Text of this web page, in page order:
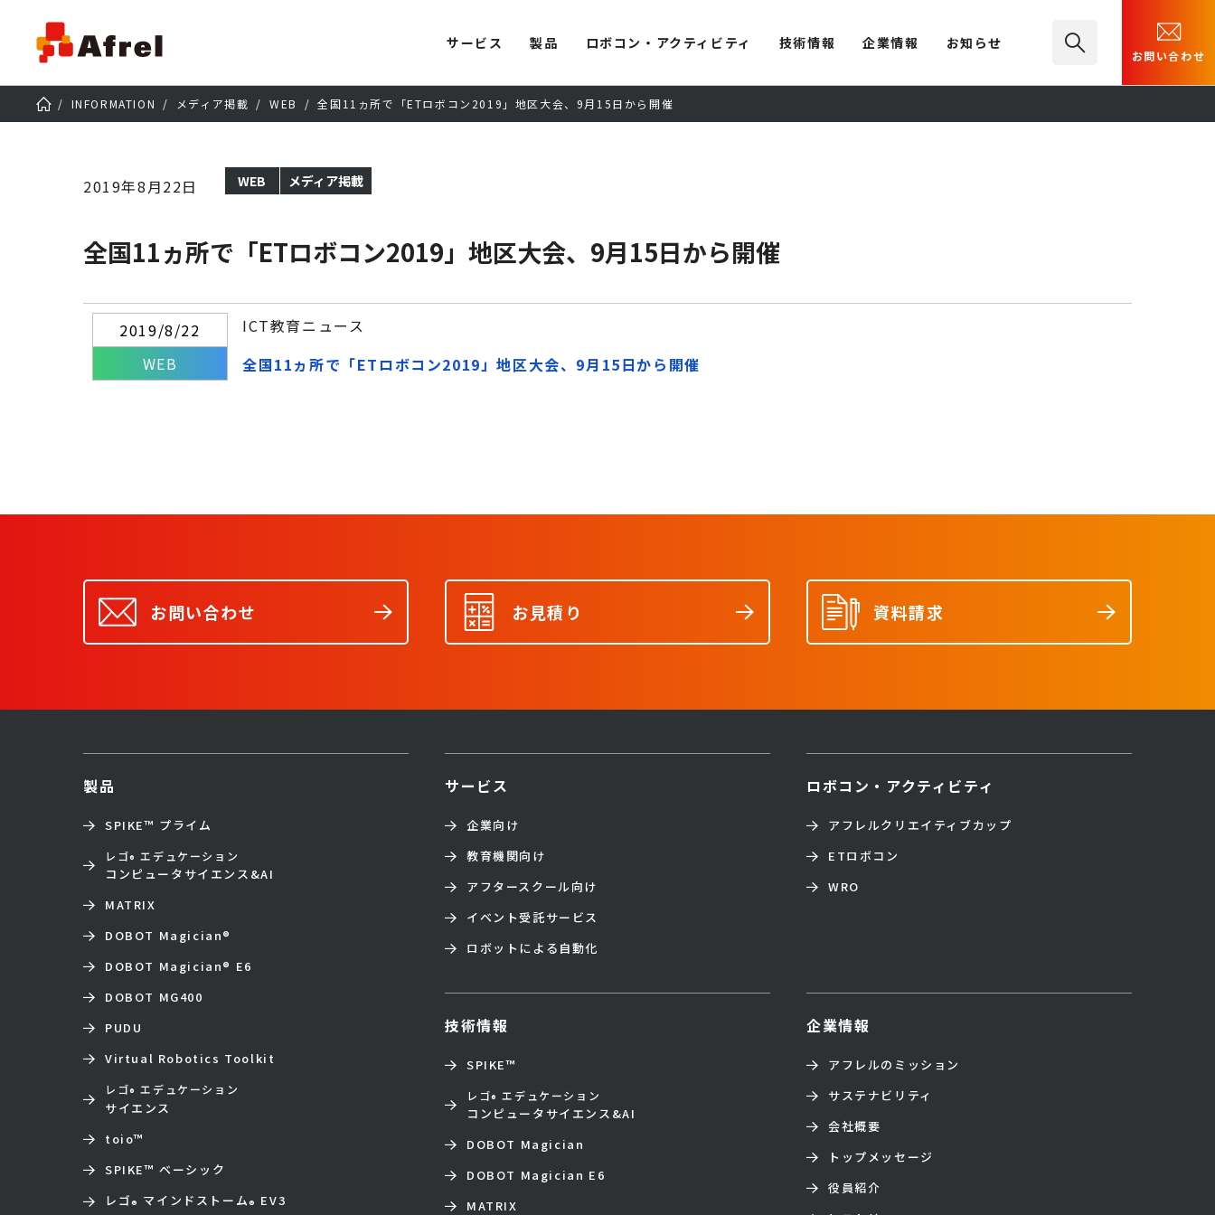
サービス 製品 ロボコン・アクティビティ 技術情報 企業情報 お知らせ
お問い合わせ
INFORMATION メディア掲載 WEB 全国11ヵ所で「ETロボコン2019」地区大会、9月15日から開催
2019年8月22日 WEB メディア掲載
全国11ヵ所で「ETロボコン2019」地区大会、9月15日から開催
2019/8/22
WEB
ICT教育ニュース
全国11ヵ所で「ETロボコン2019」地区大会、9月15日から開催
お問い合わせ お見積り 資料請求
サービス
企業向け
教育機関向け
アフタースクール向け
イベント受託サービス
ロボットによる自動化
製品
SPIKE™ プライム
レゴ® エデュケーション
コンピュータサイエンス&AI
MATRIX
DOBOT Magician®
DOBOT Magician® E6
DOBOT MG400
PUDU
Virtual Robotics Toolkit
レゴ® エデュケーション
サイエンス
toio™
SPIKE™ ベーシック
レゴ® マインドストーム® EV3
ロボコン・アクティビティ
アフレルクリエイティブカップ
ETロボコン
WRO
技術情報
SPIKE™
レゴ® エデュケーション
コンピュータサイエンス&AI
DOBOT Magician
DOBOT Magician E6
MATRIX
企業情報
アフレルのミッション
サステナビリティ
会社概要
トップメッセージ
役員紹介